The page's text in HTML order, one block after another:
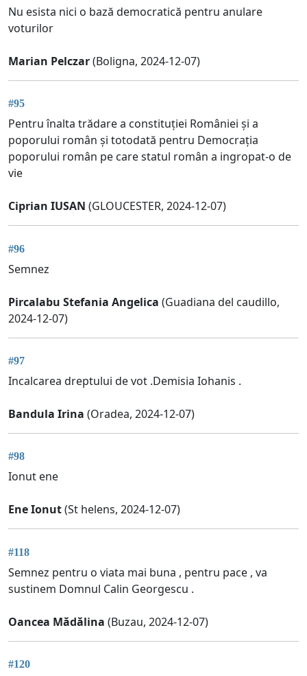
Nu esista nici o bază democratică pentru anulare
voturilor
Marian Pelczar(Boligna, 2024-12-07)
#95
Pentru înalta trădare a constituției României și a
poporului român și totodată pentru Democrația
poporului român pe care statul român a ingropat-o de
vie
Ciprian IUSAN (GLOUCESTER, 2024-12-07)
#96
Semnez
Pircalabu Stefania Angelica (Guadiana del caudillo,
2024-12-07)
#97
Incalcarea dreptului de vot .Demisia Iohanis .
Bandula Irina (Oradea, 2024-12-07)
#98
Ionut ene
Ene Ionut(St helens, 2024-12-07)
#118
Semnez pentru o viata mai buna , pentru pace , va
sustinem Domnul Calin Georgescu .
Oancea Mădălina (Buzau, 2024-12-07)
#120